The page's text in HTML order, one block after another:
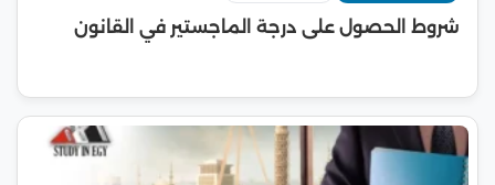
شروط الحصول على درجة الماجستير في القانون